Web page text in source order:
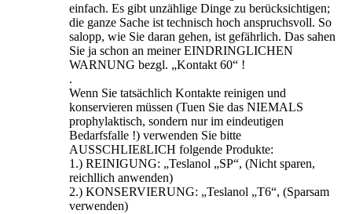
einfach. Es gibt unzählige Dinge zu berücksichtigen;
die ganze Sache ist technisch hoch anspruchsvoll. So
salopp, wie Sie daran gehen, ist gefährlich. Das sahen
Sie ja schon an meiner EINDRINGLICHEN
WARNUNG bezgl. „Kontakt 60“ !
.
Wenn Sie tatsächlich Kontakte reinigen und
konservieren müssen (Tuen Sie das NIEMALS
prophylaktisch, sondern nur im eindeutigen
Bedarfsfalle !) verwenden Sie bitte
AUSSCHLIEßLICH folgende Produkte:
1.) REINIGUNG: „Teslanol „SP“, (Nicht sparen,
reichllich anwenden)
2.) KONSERVIERUNG: „Teslanol „T6“, (Sparsam
verwenden)